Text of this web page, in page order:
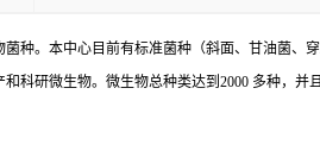
种。本中心目前有标准菌种（斜面、甘油菌
科研微生物。微生物总种类达到2000 多种，并